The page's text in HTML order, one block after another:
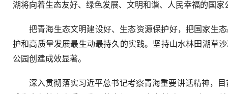
湖将向着生态友好、绿色发展、文明和谐、人民幸福的国家
把青海生态文明建设好、生态资源保护好，把国家生
护和高质量发展最生动最持久的实践。坚持山水林田湖草
公园创建成效显著。
深入贯彻落实习近平总书记考察青海重要讲话精神，